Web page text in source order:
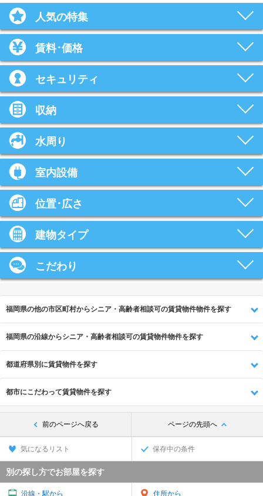
人気の特集
賃料･価格
セキュリティ
収納
水周り
室内設備
位置･広さ
建物タイプ
こだわり
福岡県の他の市区町村からシニア・高齢者相談可の賃貸物件物件を探す
福岡県の沿線からシニア・高齢者相談可の賃貸物件物件を探す
都道府県別に賃貸物件を探す
都市にこだわって賃貸物件を探す
前のページへ戻る ページの先頭へ
気になるリスト 保存中の条件
別の探し方でお部屋を探す
沿線・駅から 住所から